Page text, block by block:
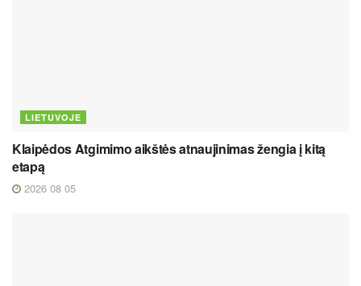
LIETUVOJE
Klaipėdos Atgimimo aikštės atnaujinimas žengia į kitą
etapą
2026 08 05